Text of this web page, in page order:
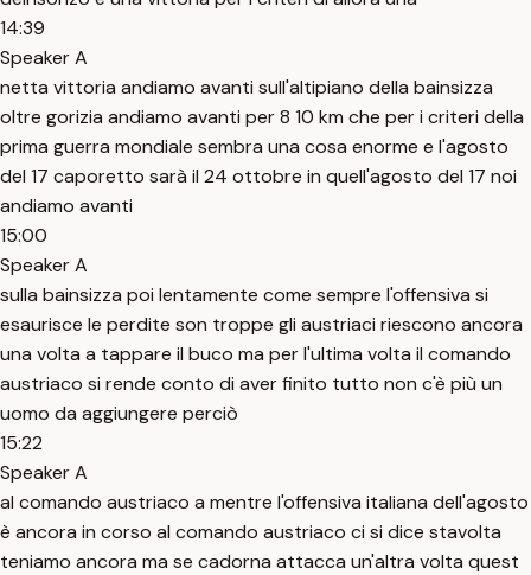
14:39
Speaker A
netta vittoria andiamo avanti sull'altipiano della bainsizza
oltre gorizia andiamo avanti per 8 10 km che per i criteri della
prima guerra mondiale sembra una cosa enorme e l'agosto
del 17 caporetto sarà il 24 ottobre in quell'agosto del 17 noi
andiamo avanti
15:00
Speaker A
sulla bainsizza poi lentamente come sempre l'offensiva si
esaurisce le perdite son troppe gli austriaci riescono ancora
una volta a tappare il buco ma per l'ultima volta il comando
austriaco si rende conto di aver finito tutto non c'è più un
uomo da aggiungere perciò
15:22
Speaker A
al comando austriaco a mentre l'offensiva italiana dell'agosto
è ancora in corso al comando austriaco ci si dice stavolta
teniamo ancora ma se cadorna attacca un'altra volta quest